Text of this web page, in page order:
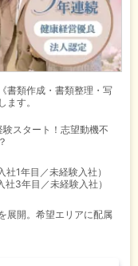
書類作成・書類整理・写
す。
験スタート！志望動機不
1年目／未経験入社）
3年目／未経験入社）
展開。希望エリアに配属